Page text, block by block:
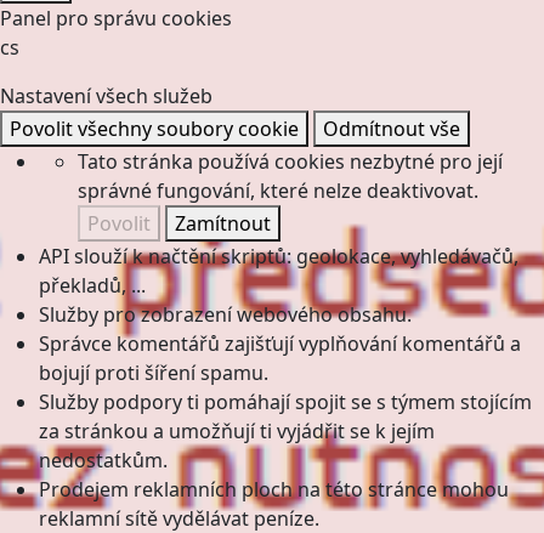
Panel pro správu cookies
cs
Nastavení všech služeb
Povolit všechny soubory cookie
Odmítnout vše
Tato stránka používá cookies nezbytné pro její
správné fungování, které nelze deaktivovat.
Povolit
Zamítnout
API slouží k načtění skriptů: geolokace, vyhledávačů,
překladů, ...
Služby pro zobrazení webového obsahu.
Správce komentářů zajišťují vyplňování komentářů a
bojují proti šíření spamu.
Služby podpory ti pomáhají spojit se s týmem stojícím
za stránkou a umožňují ti vyjádřit se k jejím
nedostatkům.
Prodejem reklamních ploch na této stránce mohou
reklamní sítě vydělávat peníze.